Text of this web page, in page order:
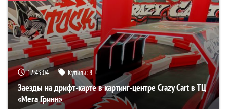
12:43:03 Купили:8
Заезды на дрифт-карте в картинг-центре Crazy Cart в ТЦ
«Мега Гринн»